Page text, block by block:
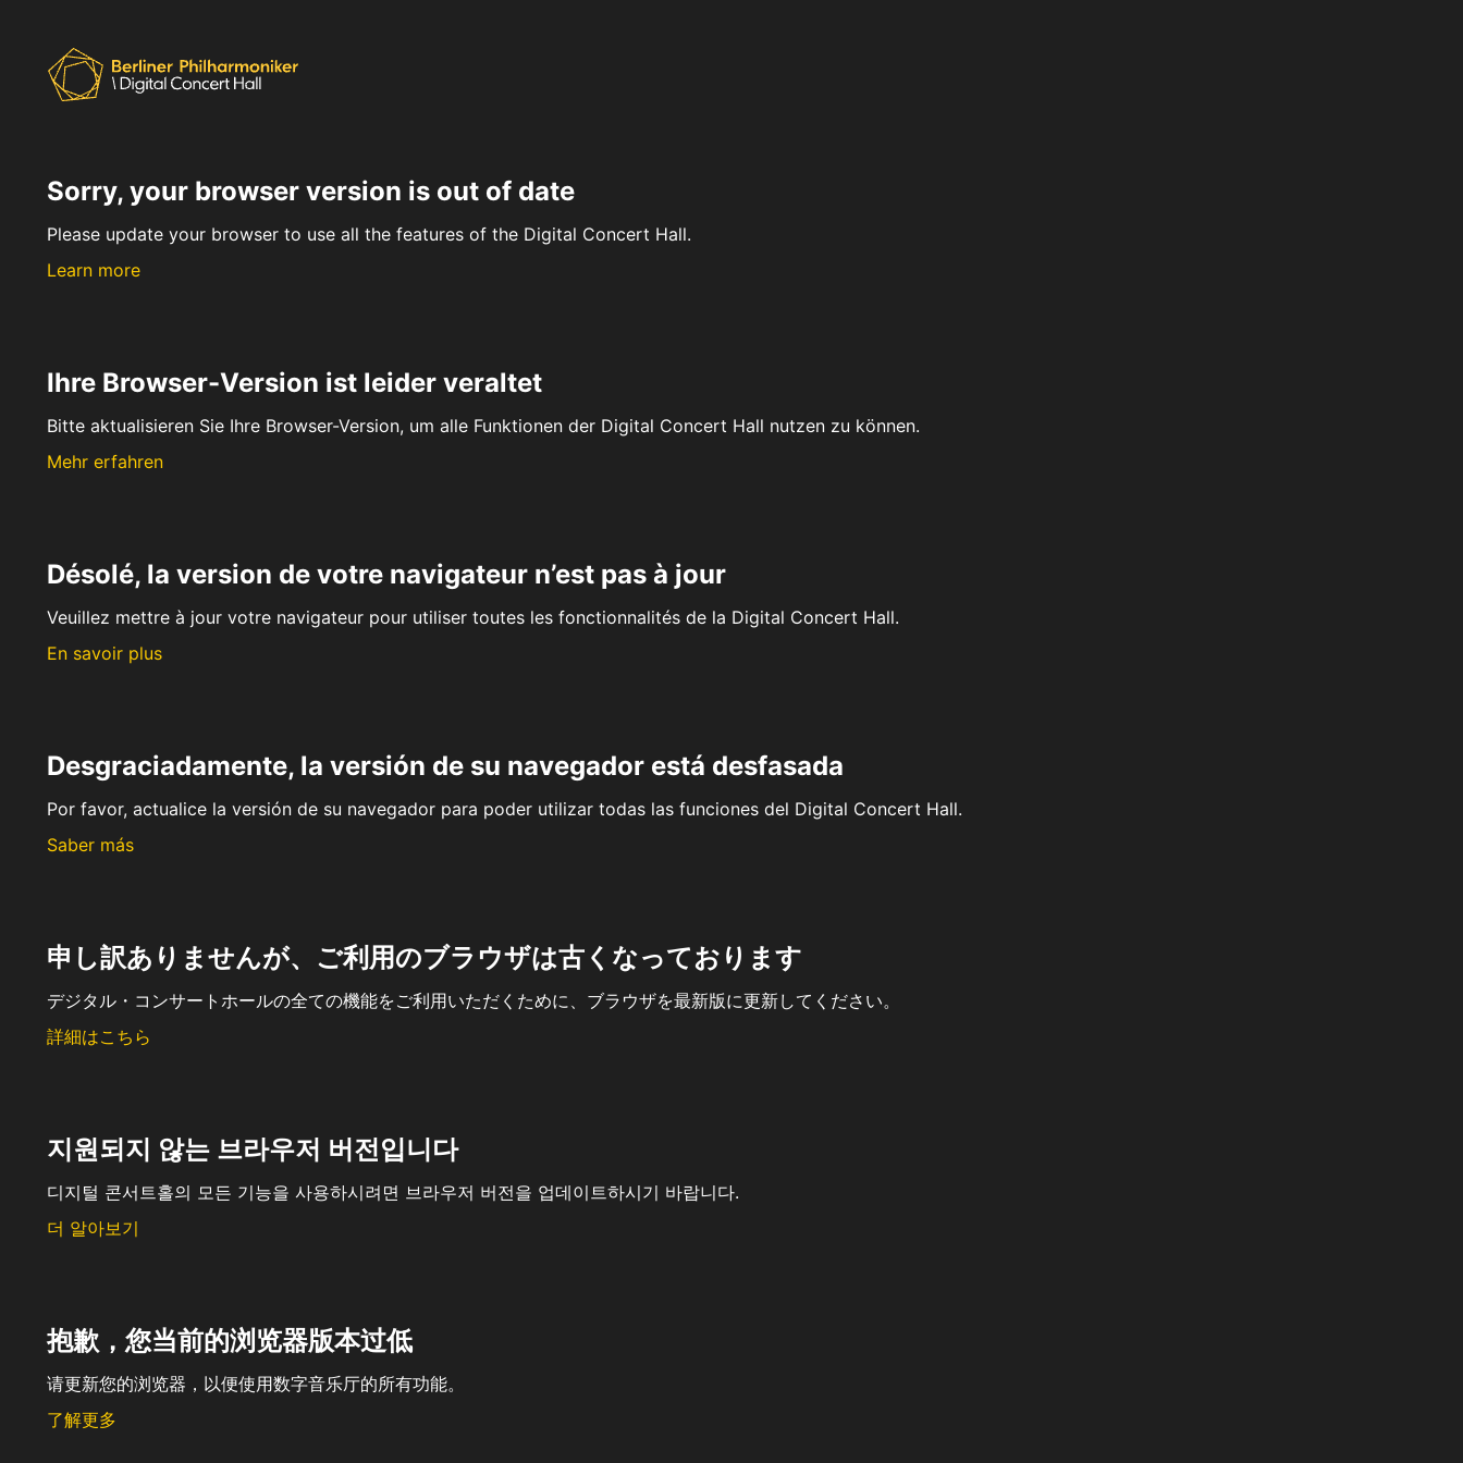
Sorry, your browser version is out of date
Please update your browser to use all the features of the Digital Concert Hall.
Learn more
Ihre Browser-Version ist leider veraltet
Bitte aktualisieren Sie Ihre Browser-Version, um alle Funktionen der Digital Concert Hall nutzen zu können.
Mehr erfahren
Désolé, la version de votre navigateur n’est pas à jour
Veuillez mettre à jour votre navigateur pour utiliser toutes les fonctionnalités de la Digital Concert Hall.
En savoir plus
Desgraciadamente, la versión de su navegador está desfasada
Por favor, actualice la versión de su navegador para poder utilizar todas las funciones del Digital Concert Hall.
Saber más
申し訳ありませんが、ご利用のブラウザは古くなっております
デジタル・コンサートホールの全ての機能をご利用いただくために、ブラウザを最新版に更新してください。
詳細はこちら
지원되지 않는 브라우저 버전입니다
디지털 콘서트홀의 모든 기능을 사용하시려면 브라우저 버전을 업데이트하시기 바랍니다.
더 알아보기
抱歉，您当前的浏览器版本过低
请更新您的浏览器，以便使用数字音乐厅的所有功能。
了解更多